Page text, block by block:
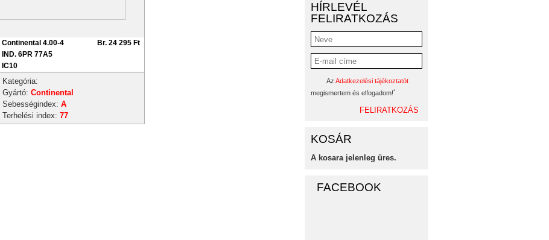
Continental 4.00-4
IND. 6PR 77A5
IC10
Br. 24 295 Ft
Kategória:
Gyártó: Continental
Sebességindex: A
Terhelési index: 77
HÍRLEVÉL
FELIRATKOZÁS
Az Adatkezelési tájékoztatót
megismertem és elfogadom!*
KOSÁR
A kosara jelenleg üres.
FACEBOOK